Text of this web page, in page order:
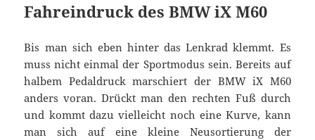
Fahreindruck des BMW iX M60
Bis man sich eben hinter das Lenkrad klemmt. Es
muss nicht einmal der Sportmodus sein. Bereits auf
halbem Pedaldruck marschiert der BMW iX M60
anders voran. Drückt man den rechten Fuß durch
und kommt dazu vielleicht noch eine Kurve, kann
man sich auf eine kleine Neusortierung der